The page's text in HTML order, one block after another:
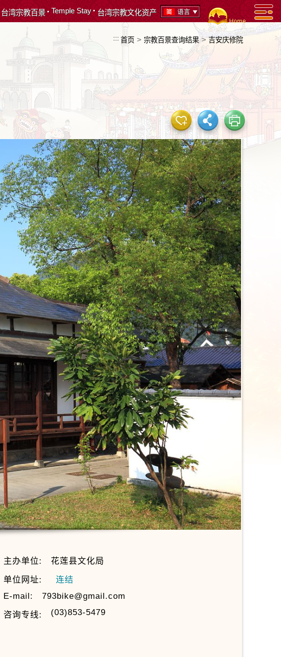
台湾宗教百景 Temple Stay 台湾宗教文化资产 语言
::: 首页 > 宗教百景查询结果 > 吉安庆修院
主办单位:
花莲县文化局
单位网址:
连结
E-mail:
793bike@gmail.com
咨询专线:
(03)853-5479